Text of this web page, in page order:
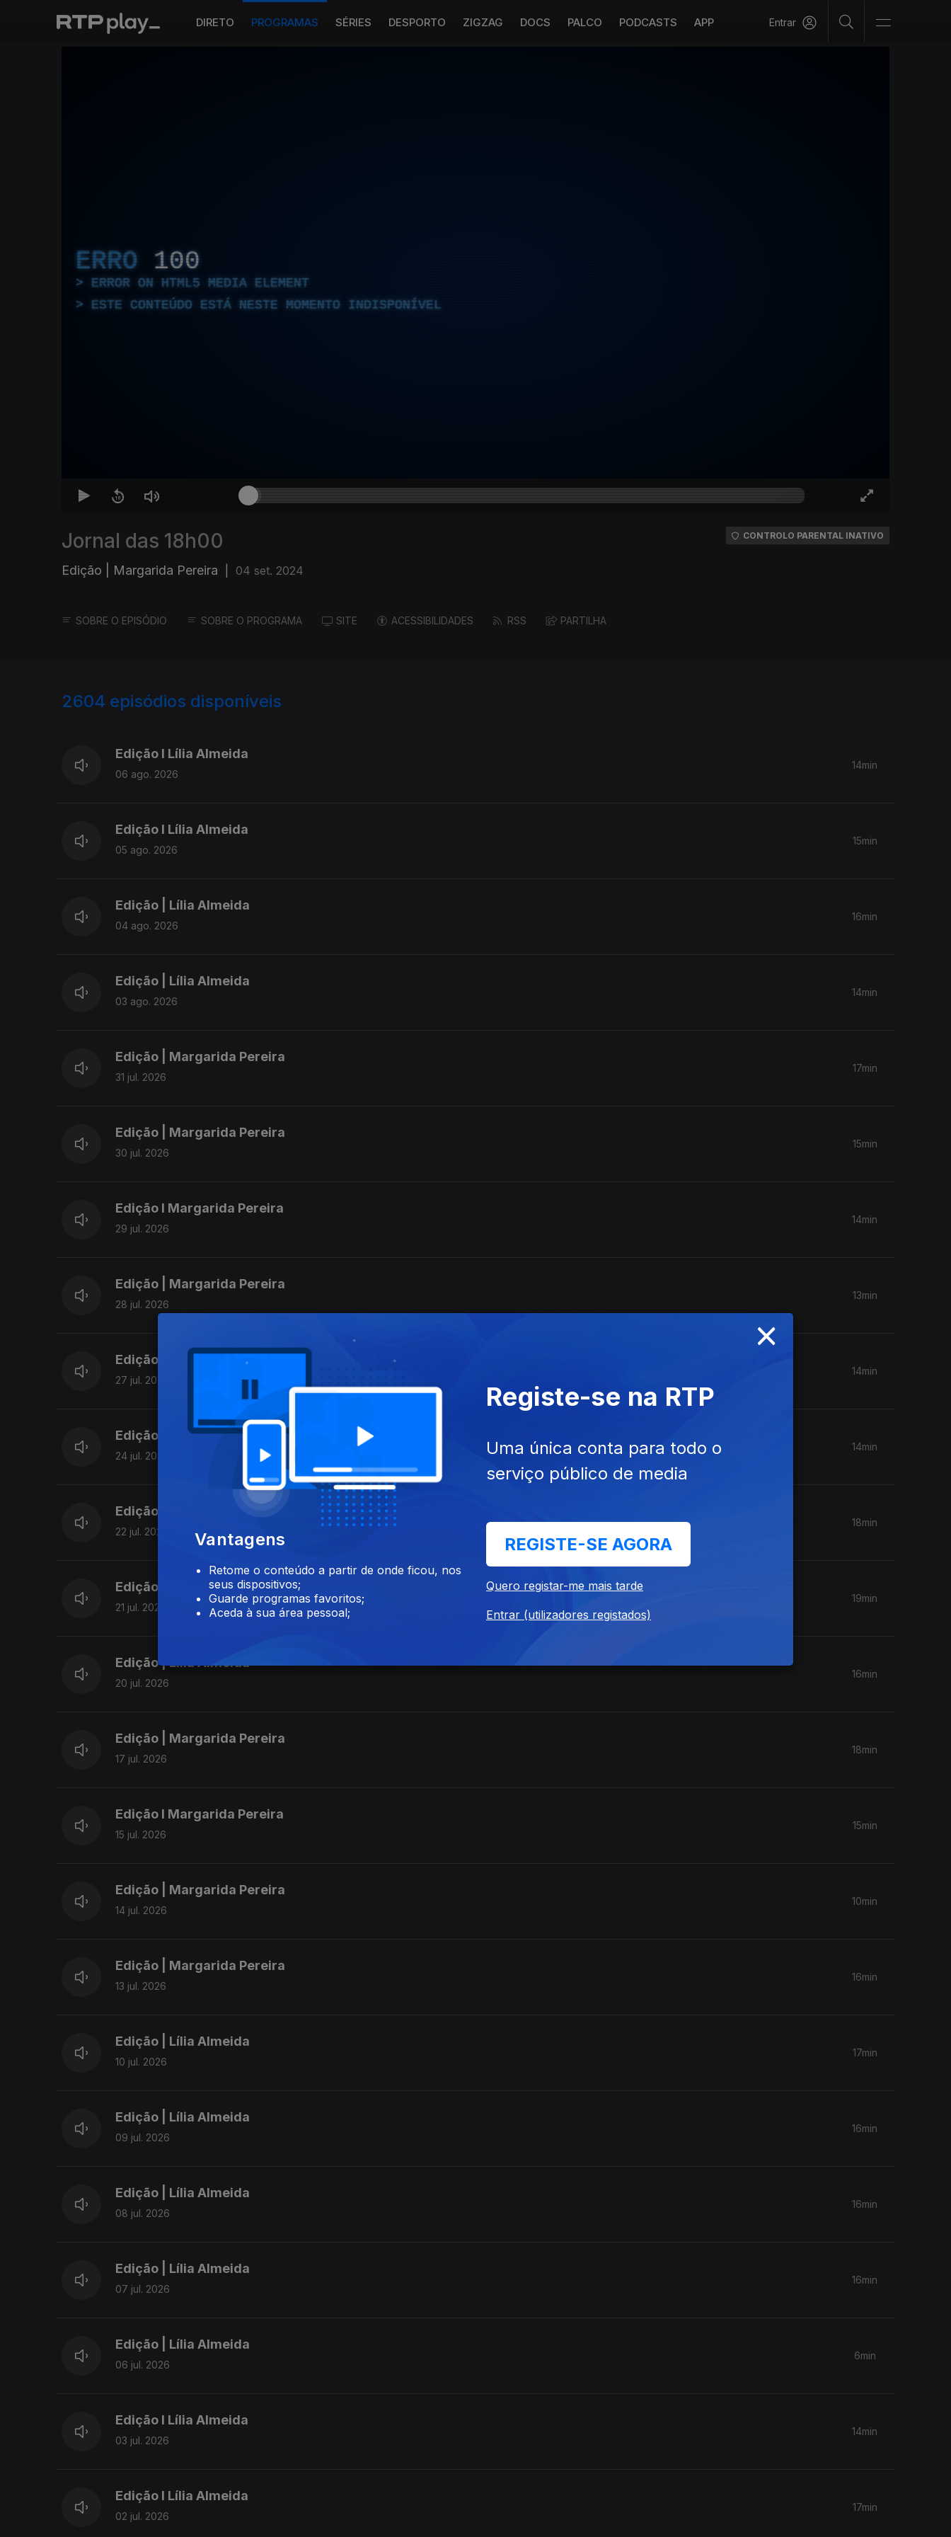
DIRETO PROGRAMAS SÉRIES DESPORTO ZIGZAG DOCS PALCO PODCASTS APP Entrar
ERRO 100
ERROR ON HTML5 MEDIA ELEMENT
ESTE CONTEÚDO ESTÁ NESTE MOMENTO INDISPONÍVEL
Jornal das 18h00
Edição | Margarida Pereira 04 set. 2024
CONTROLO PARENTAL INATIVO
SOBRE O EPISÓDIO SOBRE O PROGRAMA SITE ACESSIBILIDADES RSS PARTILHA
2604 episódios disponíveis
Edição I Lília Almeida
06 ago. 2026
14min
Edição I Lília Almeida
05 ago. 2026
15min
Edição | Lília Almeida
04 ago. 2026
16min
Edição | Lília Almeida
03 ago. 2026
14min
Edição | Margarida Pereira
31 jul. 2026
17min
Edição | Margarida Pereira
30 jul. 2026
15min
Edição I Margarida Pereira
29 jul. 2026
14min
Edição | Margarida Pereira
28 jul. 2026
13min
Edição | Margarida Pereira
27 jul. 2026
14min
Edição | Margarida Pereira
24 jul. 2026
14min
Edição | Margarida Pereira
22 jul. 2026
18min
Edição | Margarida Pereira
21 jul. 2026
19min
Edição | Lília Almeida
20 jul. 2026
16min
Edição | Margarida Pereira
17 jul. 2026
18min
Edição I Margarida Pereira
15 jul. 2026
15min
Edição | Margarida Pereira
14 jul. 2026
10min
Edição | Margarida Pereira
13 jul. 2026
16min
Edição | Lília Almeida
10 jul. 2026
17min
Edição | Lília Almeida
09 jul. 2026
16min
Edição | Lília Almeida
08 jul. 2026
16min
Edição | Lília Almeida
07 jul. 2026
16min
Edição | Lília Almeida
06 jul. 2026
6min
Edição I Lília Almeida
03 jul. 2026
14min
Edição I Lília Almeida
02 jul. 2026
17min
×
Vantagens
Retome o conteúdo a partir de onde ficou, nos
seus dispositivos;
Guarde programas favoritos;
Aceda à sua área pessoal;
Registe-se na RTP
Uma única conta para todo o
serviço público de media
REGISTE-SE AGORA
Quero registar-me mais tarde
Entrar (utilizadores registados)